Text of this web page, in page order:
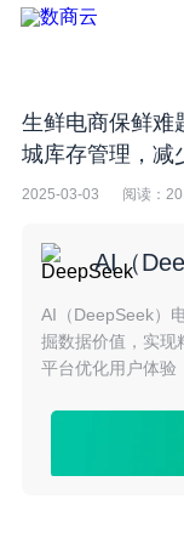
生鲜电商保鲜难
城库存管理，减
2025-03-03 阅读：
AI（
AI（DeepSeek）
掘数据价值，实现
平台优化用户体验